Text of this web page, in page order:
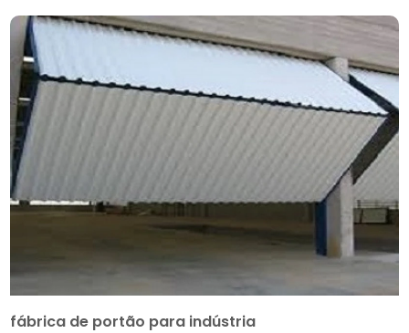
fábrica de portão para indústria